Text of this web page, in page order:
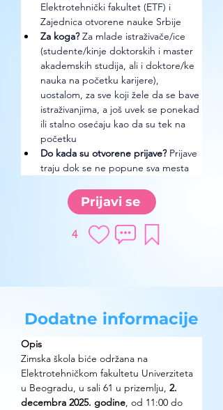
Elektrotehnički fakultet (ETF) i
Zajednica otvorene nauke Srbije
Za koga? Za mlade istraživače/ice
(studente/kinje doktorskih i master
akademskih studija, ali i doktore/ke
nauka na početku karijere),
uostalom, za sve koji žele da se bave
istraživanjima, a još uvek se ponekad
ili stalno osećaju kao da su tek na
početku
Do kada su otvorene prijave? Prijave
traju dok se ne popune sva mesta
Prijavi se
4
Dodatne informacije
Opis
Zimska škola biće održana na
Elektrotehničkom fakultetu Univerziteta
u Beogradu, u sali 61 u prizemlju, 2.
decembra 2025. godine, od 11:00 do